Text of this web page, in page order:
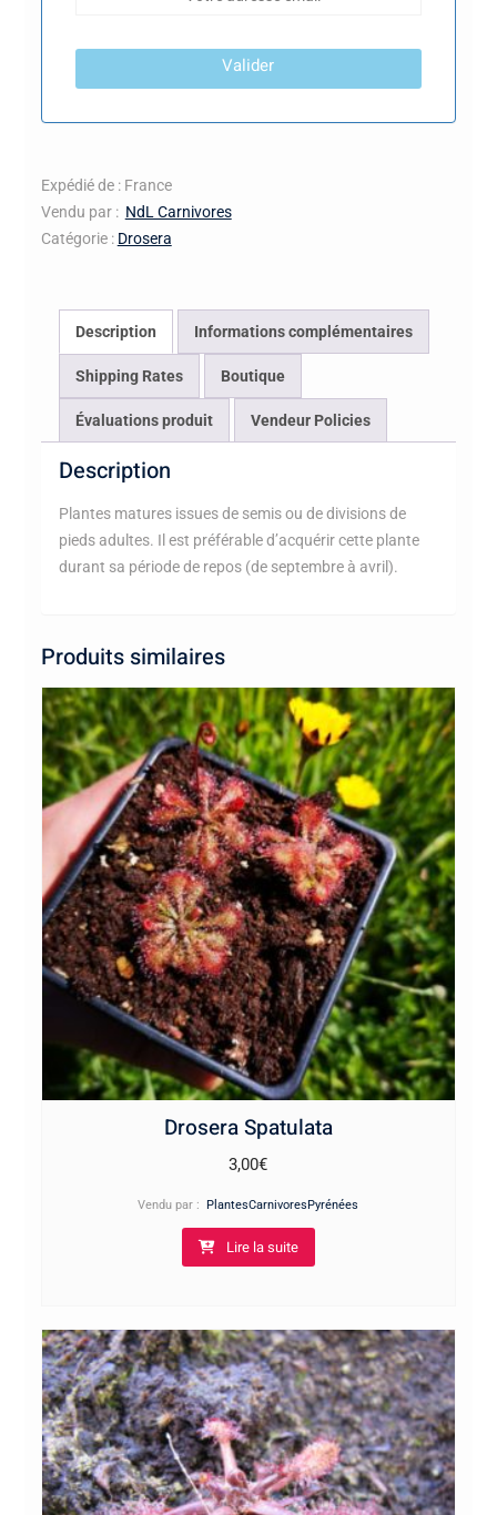
Valider
Expédié de : France
Vendu par : NdL Carnivores
Catégorie : Drosera
Description Informations complémentaires
Shipping Rates Boutique
Évaluations produit Vendeur Policies
Description
Plantes matures issues de semis ou de divisions de
pieds adultes. Il est préférable d’acquérir cette plante
durant sa période de repos (de septembre à avril).
Produits similaires
Drosera Spatulata
3,00€
Vendu par : PlantesCarnivoresPyrénées
Lire la suite